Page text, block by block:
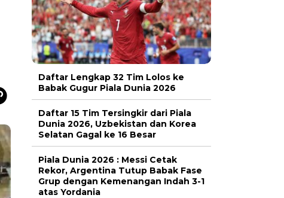
Daftar Lengkap 32 Tim Lolos ke
Babak Gugur Piala Dunia 2026
Daftar 15 Tim Tersingkir dari Piala
Dunia 2026, Uzbekistan dan Korea
Selatan Gagal ke 16 Besar
Piala Dunia 2026 : Messi Cetak
Rekor, Argentina Tutup Babak Fase
Grup dengan Kemenangan Indah 3-1
atas Yordania